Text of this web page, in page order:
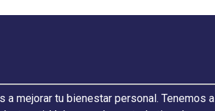
a mejorar tu bienestar personal. Tenemos a